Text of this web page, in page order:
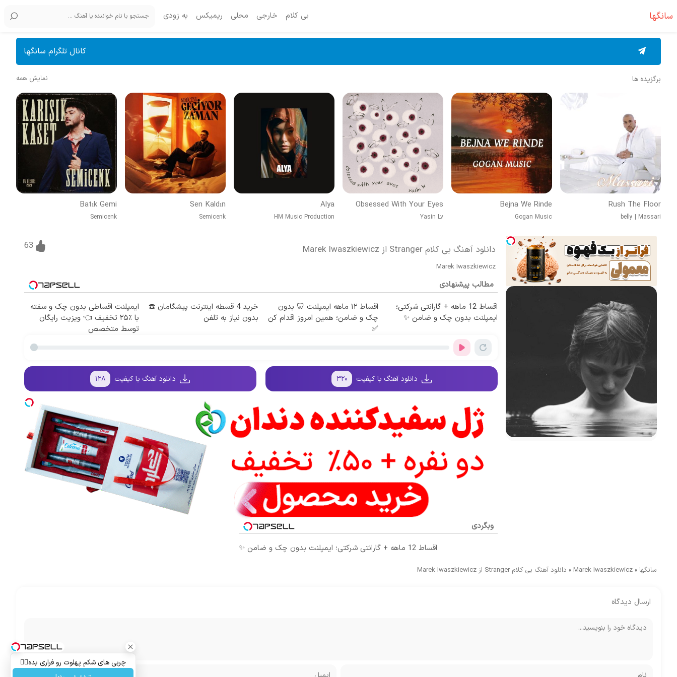
سانگها بی کلام خارجی محلی ریمیکس به زودی
کانال تلگرام سانگها
برگزیده ها نمایش همه
Rush The Floor
belly | Massari
Bejna We Rinde
Gogan Music
Obsessed With Your Eyes
Yasin Lv
Alya
HM Music Production
Sen Kaldın
Semicenk
Batık Gemi
Semicenk
دانلود آهنگ بی کلام Stranger از Marek Iwaszkiewicz
Marek Iwaszkiewicz
63
مطالب پیشنهادی
اقساط 12 ماهه + گارانتی شرکتی؛
ایمپلنت بدون چک و ضامن ✨
اقساط ۱۲ ماهه ایمپلنت 🦷 بدون
چک و ضامن؛ همین امروز اقدام کن
✅
خرید 4 قسطه اینترنت پیشگامان ☎️
بدون نیاز به تلفن
ایمپلنت اقساطی بدون چک و سفته
با ٪۲۵ تخفیف 👈 ویزیت رایگان
توسط متخصص
دانلود آهنگ با کیفیت ۳۲۰ دانلود آهنگ با کیفیت ۱۲۸
وبگردی
اقساط 12 ماهه + گارانتی شرکتی؛ ایمپلنت بدون چک و ضامن ✨
سانگها »
Marek Iwaszkiewicz
» دانلود آهنگ بی کلام Stranger از Marek Iwaszkiewicz
ارسال دیدگاه
چربی های شکم پهلوت رو فراری بده👌🏻